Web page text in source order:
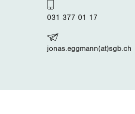
031 377 01 17
jonas.eggmann(at)sgb.ch